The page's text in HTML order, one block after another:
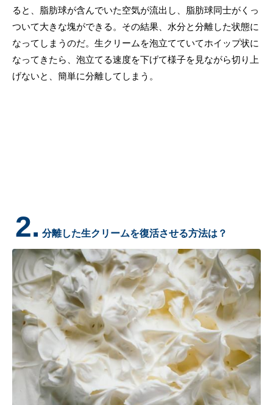
ると、脂肪球が含んでいた空気が流出し、脂肪球同士がくっ
ついて大きな塊ができる。その結果、水分と分離した状態に
なってしまうのだ。生クリームを泡立てていてホイップ状に
なってきたら、泡立てる速度を下げて様子を見ながら切り上
げないと、簡単に分離してしまう。
2. 分離した生クリームを復活させる方法は？